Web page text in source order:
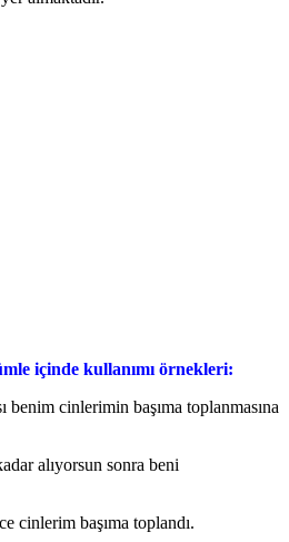
içinde kullanımı örnekleri:
benim cinlerimin başıma toplanmasına
alıyorsun sonra beni
cinlerim başıma toplandı.